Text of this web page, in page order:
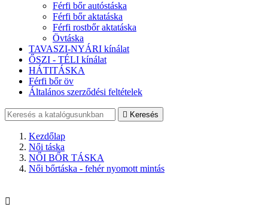
Férfi bőr autóstáska
Férfi bőr aktatáska
Férfi rostbőr aktatáska
Övtáska
TAVASZI-NYÁRI kínálat
ŐSZI - TÉLI kínálat
HÁTITÁSKA
Férfi bőr öv
Általános szerződési feltételek
 Keresés
Kezdőlap
Női táska
NŐI BŐR TÁSKA
Női bőrtáska - fehér nyomott mintás
